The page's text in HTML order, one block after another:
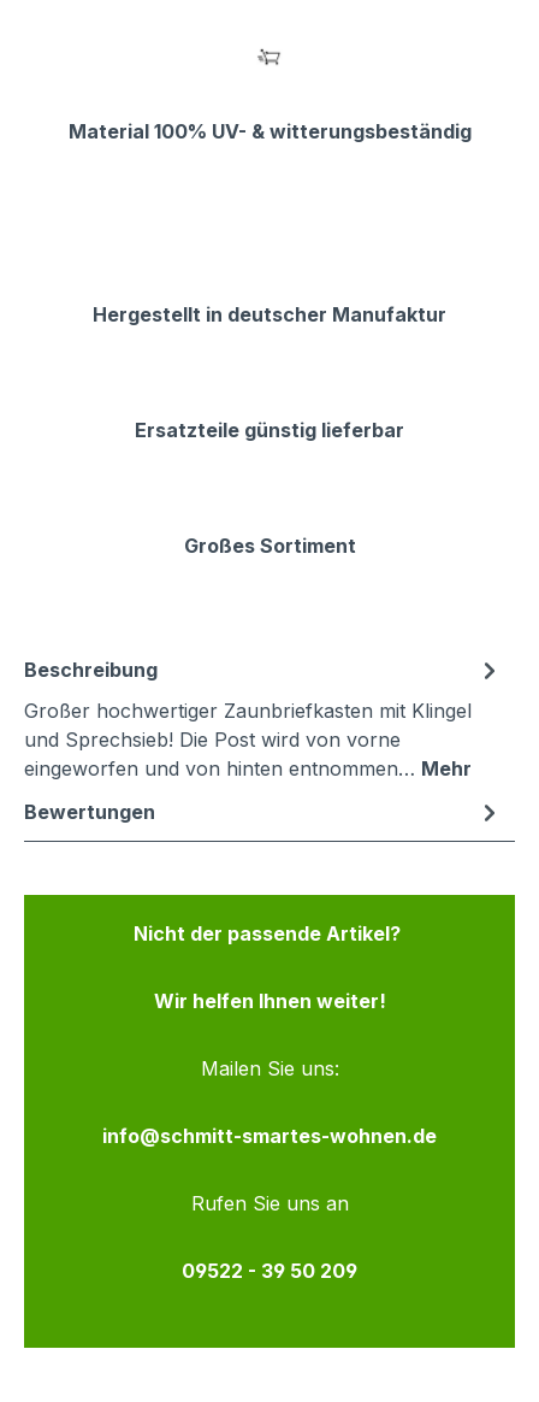
Material 100% UV- & witterungsbeständig
Hergestellt in deutscher Manufaktur
Ersatzteile günstig lieferbar
Großes Sortiment
Beschreibung
Großer hochwertiger Zaunbriefkasten mit Klingel
und Sprechsieb! Die Post wird von vorne
eingeworfen und von hinten entnommen… Mehr
Bewertungen
Nicht der passende Artikel?
Wir helfen Ihnen weiter!
Mailen Sie uns:
info@schmitt-smartes-wohnen.de
Rufen Sie uns an
09522 - 39 50 209